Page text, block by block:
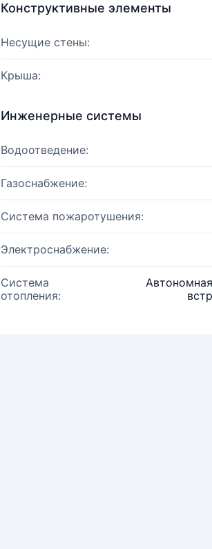
Конструктивные элементы
Несущие стены:
Крыша:
Инженерные системы
Водоотведение:
Газоснабжение:
Система пожаротушения:
Электроснабжение:
Система
отопления: